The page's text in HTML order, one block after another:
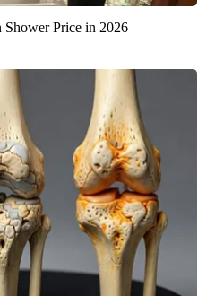
Shower Price in 2026